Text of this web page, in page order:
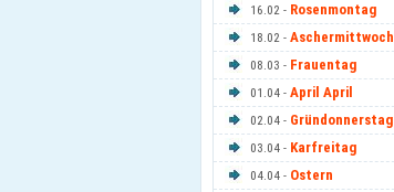
16.02 - Rosenmontag
18.02 - Aschermittwoch
08.03 - Frauentag
01.04 - April April
02.04 - Gründonnerstag
03.04 - Karfreitag
04.04 - Ostern